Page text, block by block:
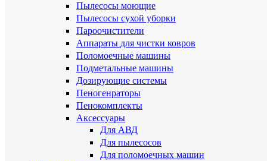
Пылесосы моющие
Пылесосы сухой уборки
Пароочистители
Аппараты для чистки ковров
Поломоечные машины
Подметальные машины
Дозирующие системы
Пеногенраторы
Пенокомплекты
Аксессуары
Для АВД
Для пылесосов
Для поломоечных машин